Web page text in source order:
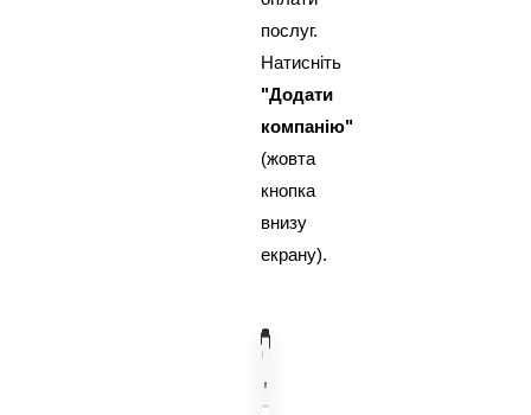
послуг.
Натисніть
"Додати
компанію"
(жовта
кнопка
внизу
екрану).